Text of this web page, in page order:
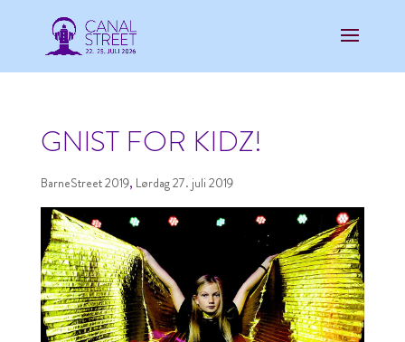
GNIST FOR KIDZ!
BarneStreet 2019, Lørdag 27. juli 2019